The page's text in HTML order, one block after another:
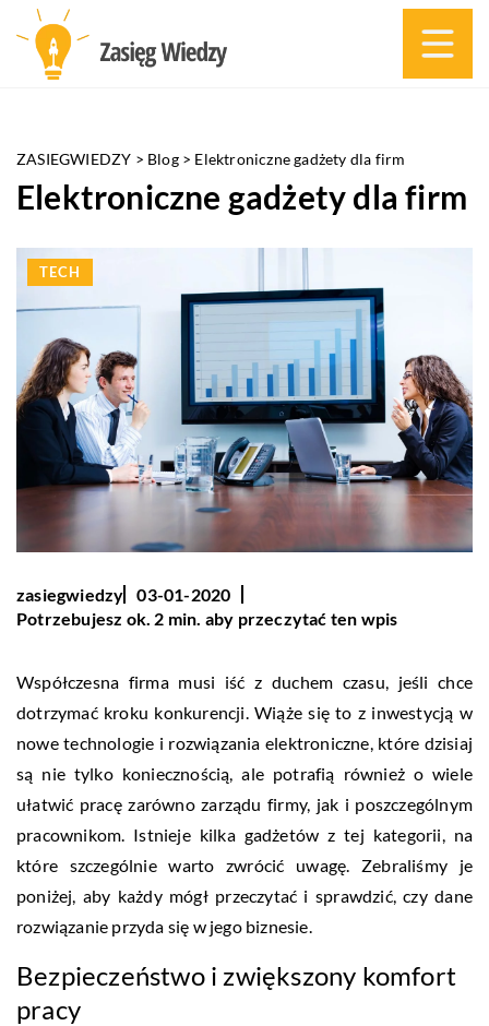
ZASIEGWIEDZY > Blog> Elektroniczne gadżety dla firm
Elektroniczne gadżety dla firm
TECH
zasiegwiedzy
03-01-2020
Potrzebujesz ok. 2 min. aby przeczytać ten wpis
Współczesna firma musi iść z duchem czasu, jeśli chce
dotrzymać kroku konkurencji. Wiąże się to z inwestycją w
nowe technologie i rozwiązania elektroniczne, które dzisiaj
są nie tylko koniecznością, ale potrafią również o wiele
ułatwić pracę zarówno zarządu firmy, jak i poszczególnym
pracownikom. Istnieje kilka gadżetów z tej kategorii, na
które szczególnie warto zwrócić uwagę. Zebraliśmy je
poniżej, aby każdy mógł przeczytać i sprawdzić, czy dane
rozwiązanie przyda się w jego biznesie.
Bezpieczeństwo i zwiększony komfort
pracy